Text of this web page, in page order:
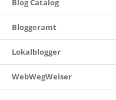
Blog Catalog
Bloggeramt
Lokalblogger
WebWegWeiser